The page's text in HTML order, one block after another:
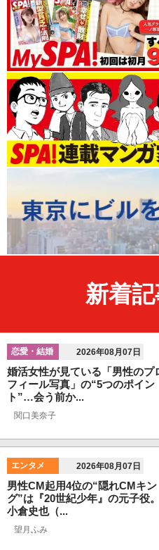
新着
恋愛・結婚 2026年08月07日
婚活女性が見ている「男性のプ
フィール写真」の“5つのポイン
ト”…会う前か...
関口美奈子
エンタメ 2026年08月07日
男性CM起用4位の“隠れCMキン
グ”は『20世紀少年』の元子役。
小倉史也（...
望月ふみ